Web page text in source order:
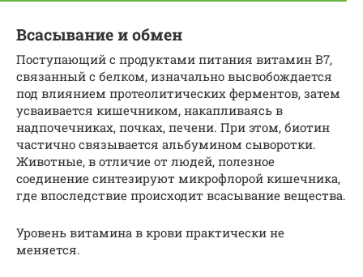
Всасывание и обмен
Поступающий с продуктами питания витамин В7,
связанный с белком, изначально высвобождается
под влиянием протеолитических ферментов, затем
усваивается кишечником, накапливаясь в
надпочечниках, почках, печени. При этом, биотин
частично связывается альбумином сыворотки.
Животные, в отличие от людей, полезное
соединение синтезируют микрофлорой кишечника,
где впоследствие происходит всасывание вещества.
Уровень витамина в крови практически не
меняется.